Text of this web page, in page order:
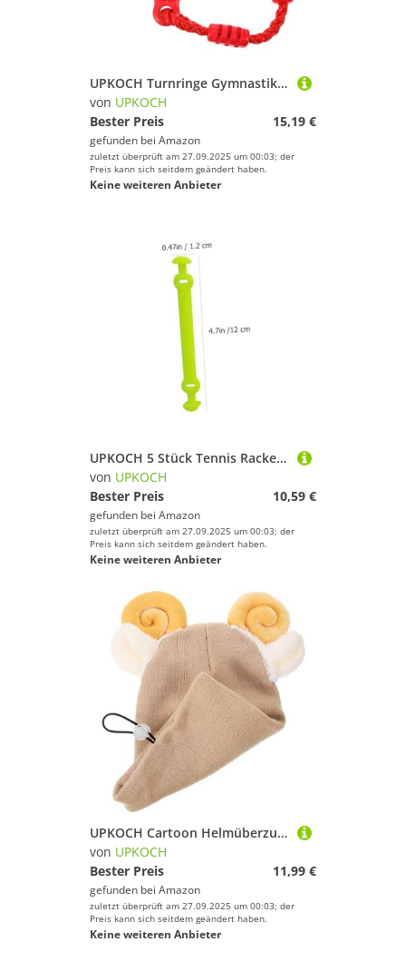
Inline-Skates & Rollschuhe
Jagd-Sport
Kampfsport
Kanu-Sport
Kiteboarden
Skateboarding
Snowboard
Sportausstattung
Sportbekleidung
Stand-Up Paddling
Tauchen & Schnorcheln
Turnen & Gymnastik
Volleyball
Wakeboarding
Wakeskating
UPKOCH Turnringe Gymnastikringe Fitness Ringe für Outdoor Indoor Kindgerechte Kletterringe mit Glatter Oberfläche Kompakt und Tragbar für Spielplatz und Hindernisparcours
von UPKOCH
Bester Preis
15,19 €
gefunden bei Amazon
zuletzt überprüft am 27.09.2025 um 00:03; der
Preis kann sich seitdem geändert haben.
Keine weiteren Anbieter
UPKOCH 5 Stück Tennis Racket Vibrationsdämpfer DIY Langer Stoßabsorber Fluoreszierendes Grün Installieren Geeignet für Verschiedene Tennisschläger Schlägeffektivität und Schockwirkung
von UPKOCH
Bester Preis
10,59 €
gefunden bei Amazon
zuletzt überprüft am 27.09.2025 um 00:03; der
Preis kann sich seitdem geändert haben.
Keine weiteren Anbieter
UPKOCH Cartoon Helmüberzug für Skihelme Weicher Waschbarer Schutzbezug Leichtes Tragbares Design Optimal für Snowboards und Skifahren Dekorativer Helmbezug in Khaki mit Hörnern
von UPKOCH
Bester Preis
11,99 €
gefunden bei Amazon
zuletzt überprüft am 27.09.2025 um 00:03; der
Preis kann sich seitdem geändert haben.
Keine weiteren Anbieter